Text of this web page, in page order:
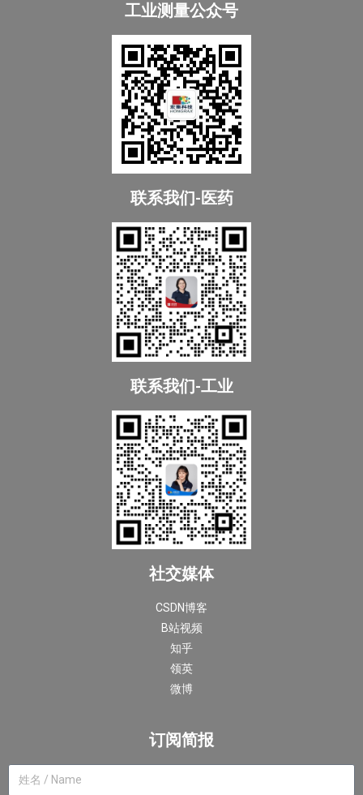
工业测量公众号
联系我们-医药
联系我们-工业
社交媒体
CSDN博客
B站视频
知乎
领英
微博
订阅简报